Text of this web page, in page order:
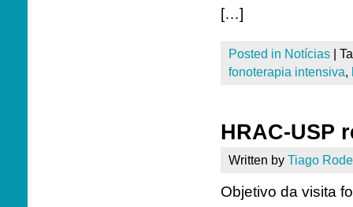
[…]
Posted in Notícias
fonoterapia intensiva,
HRAC-USP
Written by Tiago
Objetivo da visita